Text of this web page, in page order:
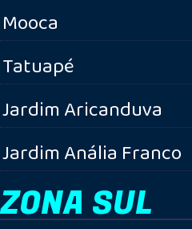
Mooca
Tatuapé
Jardim Aricanduva
Jardim Anália Franco
ZONA SUL